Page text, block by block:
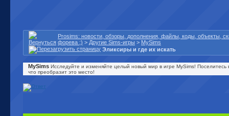
Prosims: новости, обзоры, дополнения, файлы, коды, объекты,
форева ;) > Другие Sims-игры > MySims
Эликсиры и где их искать
MySims Исследуйте и изменяйте целый новый мир в игре MySims!
что преобразит это место!